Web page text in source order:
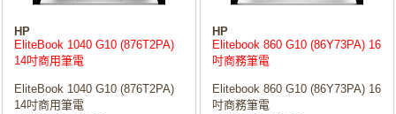
HP
EliteBook 1040 G10 (876T2PA)
14吋商用筆電
EliteBook 1040 G10 (876T2PA)
14吋商用筆電
HP
Elitebook 860 G10 (86Y73PA) 16
吋商務筆電
Elitebook 860 G10 (86Y73PA) 16
吋商務筆電